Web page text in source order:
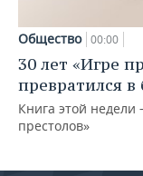
Общество 00:00
30 лет «Игре
превратился
Книга этой
престолов»